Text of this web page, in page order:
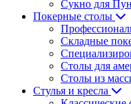
Сукно для
Покерные столы
Складные
Столы для
Столы из
Стулья и кресла